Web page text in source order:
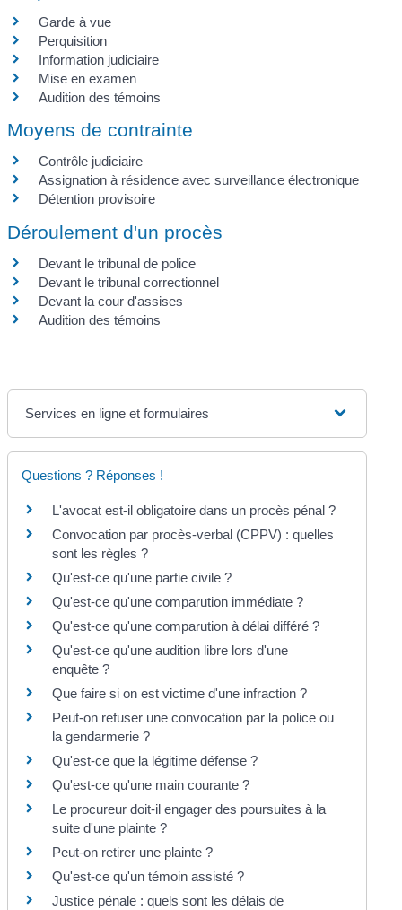
Garde à vue
Perquisition
Information judiciaire
Mise en examen
Audition des témoins
Moyens de contrainte
Contrôle judiciaire
Assignation à résidence avec surveillance électronique
Détention provisoire
Déroulement d'un procès
Devant le tribunal de police
Devant le tribunal correctionnel
Devant la cour d'assises
Audition des témoins
Services en ligne et formulaires
Questions ? Réponses !
L'avocat est-il obligatoire dans un procès pénal ?
Convocation par procès-verbal (CPPV) : quelles
sont les règles ?
Qu'est-ce qu'une partie civile ?
Qu'est-ce qu'une comparution immédiate ?
Qu'est-ce qu'une comparution à délai différé ?
Qu'est-ce qu'une audition libre lors d'une
enquête ?
Que faire si on est victime d'une infraction ?
Peut-on refuser une convocation par la police ou
la gendarmerie ?
Qu'est-ce que la légitime défense ?
Qu'est-ce qu'une main courante ?
Le procureur doit-il engager des poursuites à la
suite d'une plainte ?
Peut-on retirer une plainte ?
Qu'est-ce qu'un témoin assisté ?
Justice pénale : quels sont les délais de